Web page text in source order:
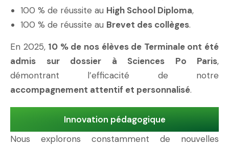
100 % de réussite au High School Diploma,
100 % de réussite au Brevet des collèges.
En 2025, 10 % de nos élèves de Terminale ont été
admis sur dossier à Sciences Po Paris,
démontrant l’efficacité de notre
accompagnement attentif et personnalisé.
Innovation pédagogique
Nous explorons constamment de nouvelles